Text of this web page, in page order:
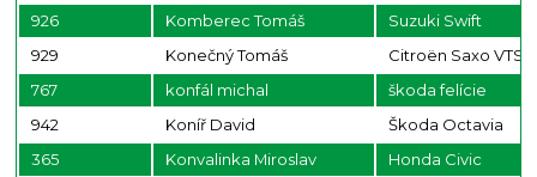
926
Komberec Tomáš
Suzuki Swift
929
Konečný Tomáš
Citroën Saxo VTS
767
konfál michal
škoda felície
942
Koníř David
Škoda Octavia
365
Konvalinka Miroslav
Honda Civic